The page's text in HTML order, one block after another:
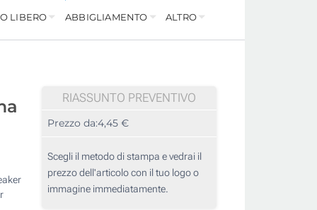
LIBERO ABBIGLIAMENTO ALTRO
RIASSUNTO PREVENTIVO
Prezzo da:4,45 €
Scegli il metodo di stampa e vedrai il
prezzo dell'articolo con il tuo logo o
immagine immediatamente.